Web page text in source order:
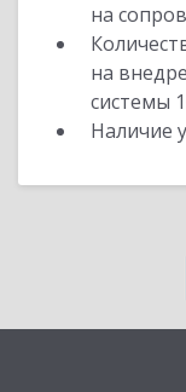
на
на
системы
Наличие